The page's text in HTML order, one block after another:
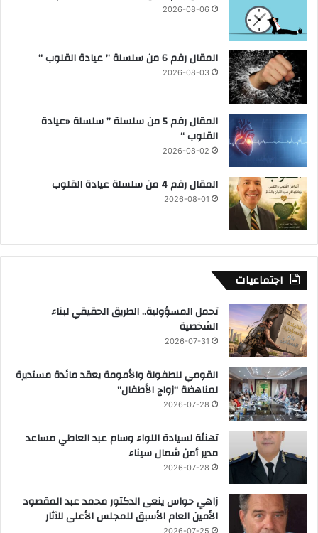
2026-08-06
المقال رقم 6 من سلسلة ” عيادة القلوب “
2026-08-03
المقال رقم 5 من سلسلة ” سلسلة «عيادة
القلوب “
2026-08-02
المقال رقم 4 من سلسلة عيادة القلوب
2026-08-01
اجتماعيات
تحمل المسؤولية.. الطريق الحقيقي لبناء
الشخصية
2026-07-31
القومي للطفولة والأمومة يعقد مائدة مستديرة
لمناهضة “زواج الأطفال”
2026-07-28
تهنئة لسيادة اللواء وسام عبد العاطي مساعد
مدير أمن شمال سيناء
2026-07-28
زاهي حواس ينعى الدكتور محمد عبد المقصود
الأمين العام الأسبق للمجلس الأعلى للآثار
2026-07-25